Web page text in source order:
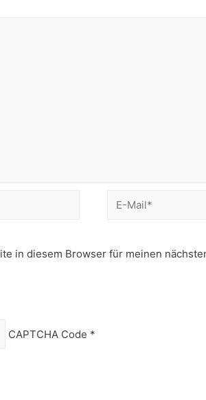
E-
in diesem Browser für meinen
CAPTCHA Code *